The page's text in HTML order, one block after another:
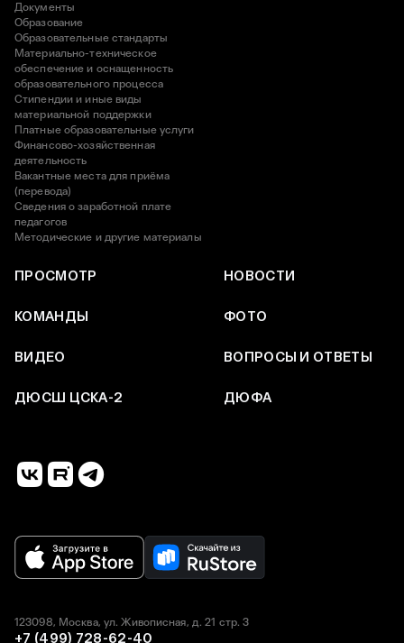
Документы
Образование
Образовательные стандарты
Материально-техническое
обеспечение и оснащенность
образовательного процесса
Стипендии и иные виды
материальной поддержки
Платные образовательные услуги
Финансово-хозяйственная
деятельность
Вакантные места для приёма
(перевода)
Сведения о заработной плате
педагогов
Методические и другие материалы
ПРОСМОТР НОВОСТИ
КОМАНДЫ ФОТО
ВИДЕО ВОПРОСЫ И ОТВЕТЫ
ДЮСШ ЦСКА-2 ДЮФА
123098, Москва, ул. Живописная, д. 21 стр. 3
+7 (499) 728-62-40